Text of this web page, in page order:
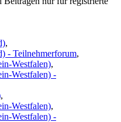
,
- Teilnehmerforum,
Westfalen),
Westfalen) -
,
Westfalen),
Westfalen) -